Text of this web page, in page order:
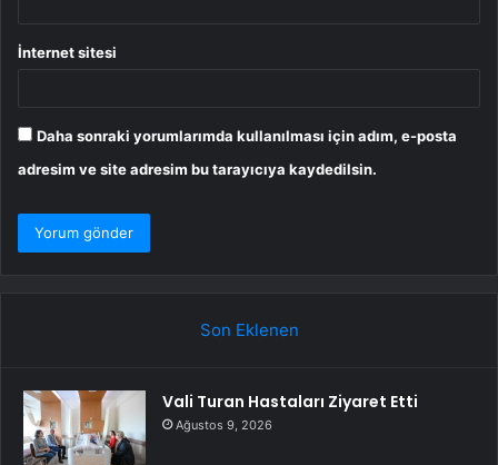
İnternet sitesi
Daha sonraki yorumlarımda kullanılması için adım, e-posta
adresim ve site adresim bu tarayıcıya kaydedilsin.
Son Eklenen
Vali Turan Hastaları Ziyaret Etti
Ağustos 9, 2026